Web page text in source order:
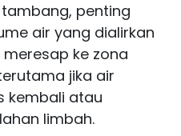
penting
air yang dialirkan
ke zona
jika air
kembali atau
limbah.